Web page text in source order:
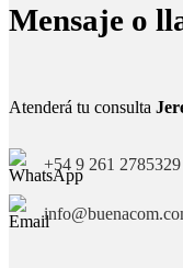
Mensaje o
Atenderá tu consulta
+54 9 261 2785329